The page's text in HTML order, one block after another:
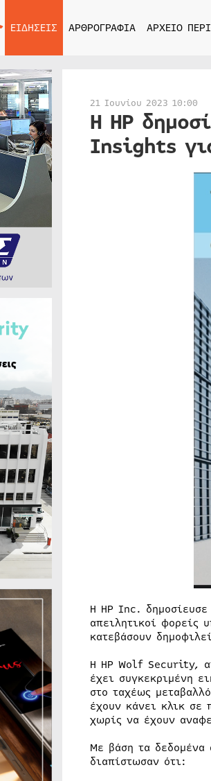
ΕΙΔΗΣΕΙΣ ΑΡΘΡΟΓΡΑΦΙΑ ΑΡΧΕΙΟ
21 Ιουνίου 2023 10:00
Η HP
Insights
Η HP Inc.
απειλητικοί φορείς
κατεβάσουν
Η HP Wolf Security,
έχει συγκεκριμένη
στο ταχέως
έχουν κάνει κλικ σε
χωρίς να έχουν
Με βάση τα δεδομένα
διαπίστωσαν ότι: